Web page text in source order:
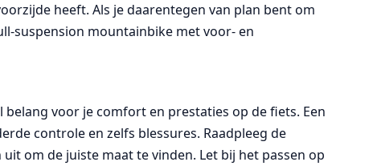
heeft. Als je daarentegen van plan bent om
suspension mountainbike met voor- en
voor je comfort en prestaties op de fiets. Een
controle en zelfs blessures. Raadpleeg de
om de juiste maat te vinden. Let bij het passen op